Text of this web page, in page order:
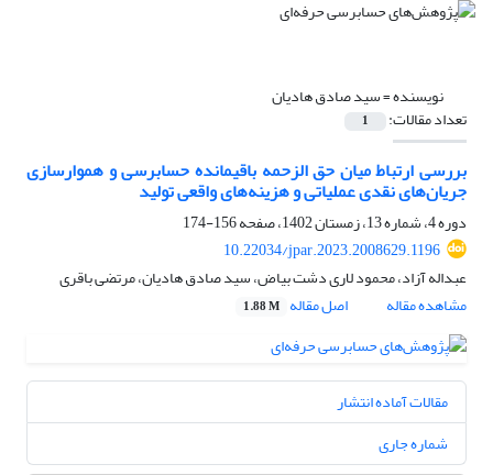
نویسنده =سید صادق هادیان
تعداد مقالات: 1
بررسی ارتباط میان حق الزحمه باقیمانده حسابرسی و هموارسازی
جریان‌های نقدی عملیاتی و هزینه‌های واقعی تولید
دوره 4، شماره 13، زمستان 1402، صفحه
156-174
10.22034/jpar.2023.2008629.1196
عبداله آزاد، محمود لاری دشت بیاض، سید صادق هادیان، مرتضی باقری
مشاهده مقاله
اصل مقاله 1.88 M
مقالات آماده انتشار
شماره جاری